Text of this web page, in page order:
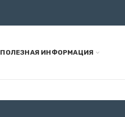
ПОЛЕЗНАЯ ИНФОРМАЦИЯ